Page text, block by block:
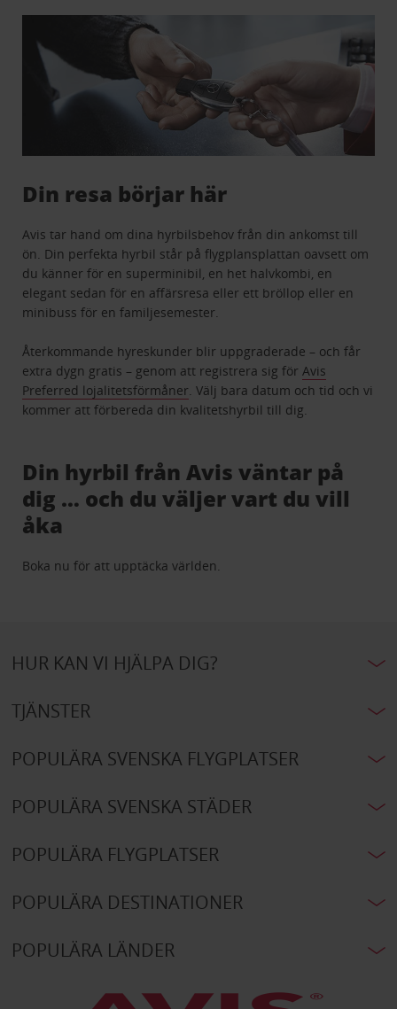
Din resa börjar här
Avis tar hand om dina hyrbilsbehov från din ankomst till
ön. Din perfekta hyrbil står på flygplansplattan oavsett om
du känner för en superminibil, en het halvkombi, en
elegant sedan för en affärsresa eller ett bröllop eller en
minibuss för en familjesemester.
Återkommande hyreskunder blir uppgraderade – och får
extra dygn gratis – genom att registrera sig för Avis
Preferred lojalitetsförmåner . Välj bara datum och tid och vi
kommer att förbereda din kvalitetshyrbil till dig.
Din hyrbil från Avis väntar på
dig … och du väljer vart du vill
åka
Boka nu för att upptäcka världen.
HUR KAN VI HJÄLPA DIG?
TJÄNSTER
POPULÄRA SVENSKA FLYGPLATSER
POPULÄRA SVENSKA STÄDER
POPULÄRA FLYGPLATSER
POPULÄRA DESTINATIONER
POPULÄRA LÄNDER